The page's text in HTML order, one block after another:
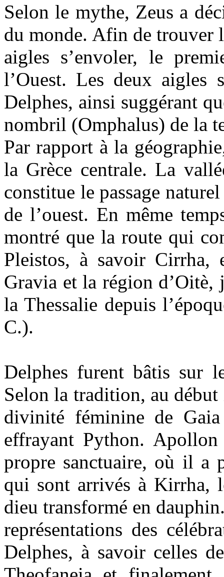
Selon le mythe, Zeus a
du monde. Afin de trouver
aigles s’envoler, le
l’Ouest. Les deux aigles
Delphes, ainsi suggérant
nombril (Omphalus) de la
Par rapport à la
la Grèce centrale. La
constitue le passage
de l’ouest. En même
montré que la route qui
Pleistos, à savoir Cirrha,
Gravia et la région
la Thessalie depuis
C.).
Delphes furent bâtis sur
Selon la tradition, au
divinité féminine de
effrayant Python.
propre sanctuaire, où il a
qui sont arrivés à Kirrha,
dieu transformé en
représentations des
Delphes, à savoir celles